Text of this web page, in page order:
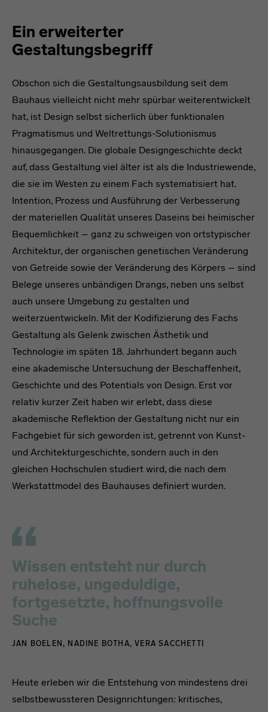
Ein erweiterter
Gestaltungsbegriff
Obschon sich die Gestaltungsausbildung seit dem
Bauhaus vielleicht nicht mehr spürbar weiterentwickelt
hat, ist Design selbst sicherlich über funktionalen
Pragmatismus und Weltrettungs-Solutionismus
hinausgegangen. Die globale Designgeschichte deckt
auf, dass Gestaltung viel älter ist als die Industriewende,
die sie im Westen zu einem Fach systematisiert hat.
Intention, Prozess und Ausführung der Verbesserung
der materiellen Qualität unseres Daseins bei heimischer
Bequemlichkeit – ganz zu schweigen von ortstypischer
Architektur, der organischen genetischen Veränderung
von Getreide sowie der Veränderung des Körpers – sind
Belege unseres unbändigen Drangs, neben uns selbst
auch unsere Umgebung zu gestalten und
weiterzuentwickeln. Mit der Kodifizierung des Fachs
Gestaltung als Gelenk zwischen Ästhetik und
Technologie im späten 18. Jahrhundert begann auch
eine akademische Untersuchung der Beschaffenheit,
Geschichte und des Potentials von Design. Erst vor
relativ kurzer Zeit haben wir erlebt, dass diese
akademische Reflektion der Gestaltung nicht nur ein
Fachgebiet für sich geworden ist, getrennt von Kunst-
und Architekturgeschichte, sondern auch in den
gleichen Hochschulen studiert wird, die nach dem
Werkstattmodel des Bauhauses definiert wurden.
Wissen entsteht nur durch
ruhelose, ungeduldige,
fortgesetzte, hoffnungsvolle
Suche
JAN BOELEN, NADINE BOTHA, VERA SACCHETTI
Text
Heute erleben wir die Entstehung von mindestens drei
selbstbewussteren Designrichtungen: kritisches,